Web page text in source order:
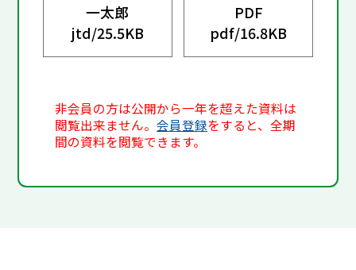
一太郎
jtd/25.5KB
PDF
pdf/16.8KB
非会員の方は公開から一年を超えた資料は
閲覧出来ません。会員登録をすると、全期
間の資料を閲覧できます。